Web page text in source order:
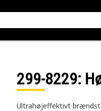
299-8229:
Ultrahøjeffektivt